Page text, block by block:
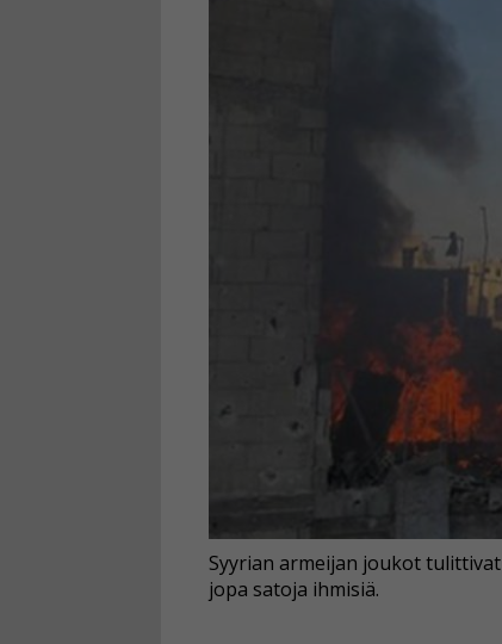
Syyrian armeijan joukot
jopa satoja ihmisiä.